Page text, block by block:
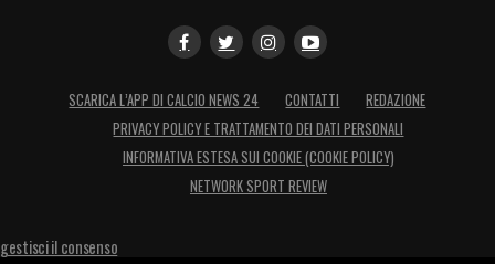
SCARICA L’APP DI CALCIO NEWS 24 CONTATTI
REDAZIONE
PRIVACY POLICY E TRATTAMENTO DEI DATI PERSONALI
INFORMATIVA ESTESA SUI COOKIE (COOKIE POLICY)
NETWORK SPORT REVIEW
gestisci il consenso